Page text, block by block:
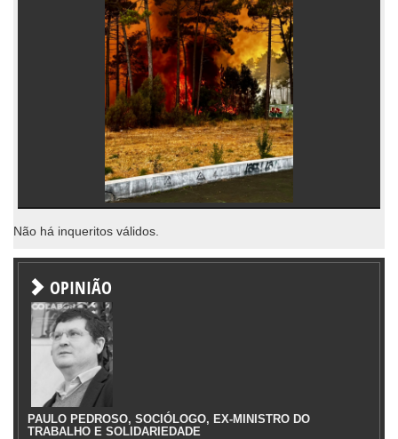
Não há inqueritos válidos.
OPINIÃO
PAULO PEDROSO, SOCIÓLOGO, EX-MINISTRO DO
TRABALHO E SOLIDARIEDADE